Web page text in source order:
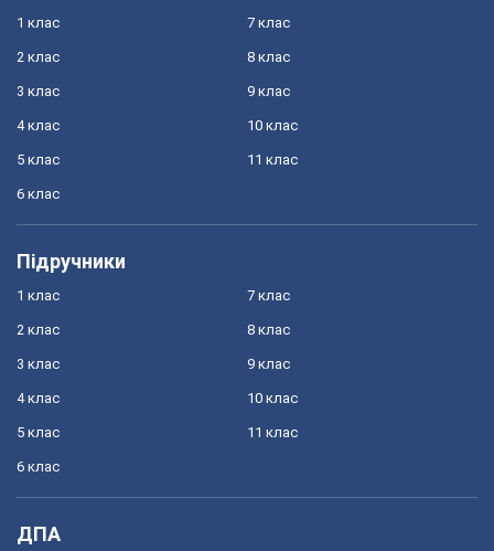
1 клас
2 клас
3 клас
4 клас
5 клас
6 клас
7 клас
8 клас
9 клас
10 клас
11 клас
Підручники
1 клас
2 клас
3 клас
4 клас
5 клас
6 клас
7 клас
8 клас
9 клас
10 клас
11 клас
ДПА